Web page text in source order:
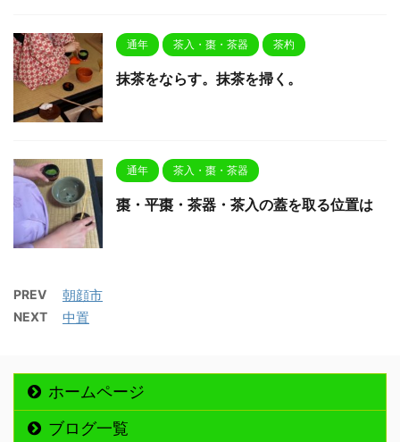
通年 茶入・棗・茶器 茶杓
抹茶をならす。抹茶を掃く。
通年 茶入・棗・茶器
棗・平棗・茶器・茶入の蓋を取る位置は
PREV 朝顔市
NEXT 中置
ホームページ
ブログ一覧